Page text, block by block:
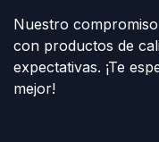
Nuestro
con productos de
expectativas. ¡Te
mejor!